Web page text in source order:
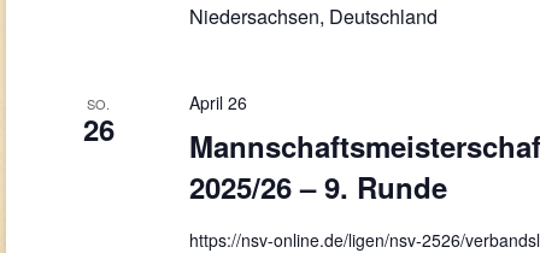
Niedersachsen, Deutschland
SO.
26
2025/26 – 9. Runde
April 26
https://nsv-online.de/ligen/nsv-2526/